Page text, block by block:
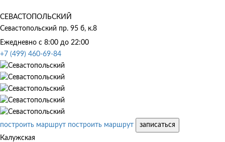
СЕВАСТОПОЛЬСКИЙ
Севастопольский пр. 95 б, к.8
Ежедневно с 8:00 до 22:00
+7 (499) 460-69-84
построить маршрут построить маршрут
записаться
Калужская